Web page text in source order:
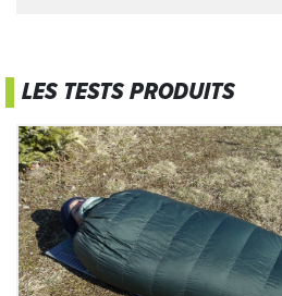
LES TESTS PRODUITS
Ohm
Hybride entre un sac de
quilt. La construction est
dernier et plus confortable,
d’utilisation (100g de plus
Therm-a-rest). La